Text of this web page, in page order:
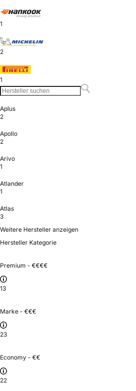
1
2
1
Aplus
2
Apollo
2
Arivo
1
Atlander
1
Atlas
3
Weitere Hersteller anzeigen
Hersteller Kategorie
Premium - €€€€
13
Marke - €€€
23
Economy - €€
22